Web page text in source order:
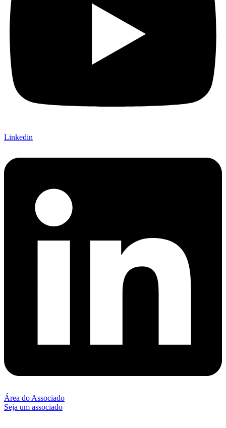
Linkedin
Área do Associado
Seja um associado